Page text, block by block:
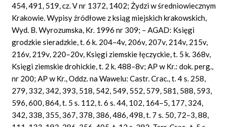
454, 491, 519, cz. V nr 1372, 1402; Żydzi w średniowiecznym
Krakowie. Wypisy źródłowe z ksiąg miejskich krakowskich,
Wyd. B. Wyrozumska, Kr. 1996 nr 309; – AGAD: Księgi
grodzkie sieradzkie, t. 6 k. 204–4v, 206v, 207v, 214v, 215v,
216v, 219v, 220–20v, Księgi ziemskie łęczyckie, t. 5 k. 368v,
Księgi ziemskie drohickie, t. 2 k. 488–8v; AP w Kr.: dok. perg.,
nr 200; AP w Kr., Oddz. na Wawelu: Castr. Crac., t. 4 s. 258,
279, 332, 342, 393, 518, 542, 549, 552, 579, 581, 588, 593,
596, 600, 864, t. 5 s. 112, t. 6 s. 44, 102, 164–5, 177, 324,
342, 338, 355, 367, 378, 386, 486, 498, t. 7 s. 50, 72–3, 88,